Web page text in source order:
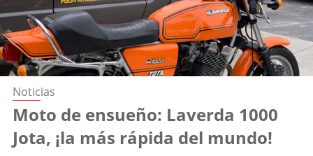
Noticias
Moto de ensueño: Laverda 1000
Jota, ¡la más rápida del mundo!